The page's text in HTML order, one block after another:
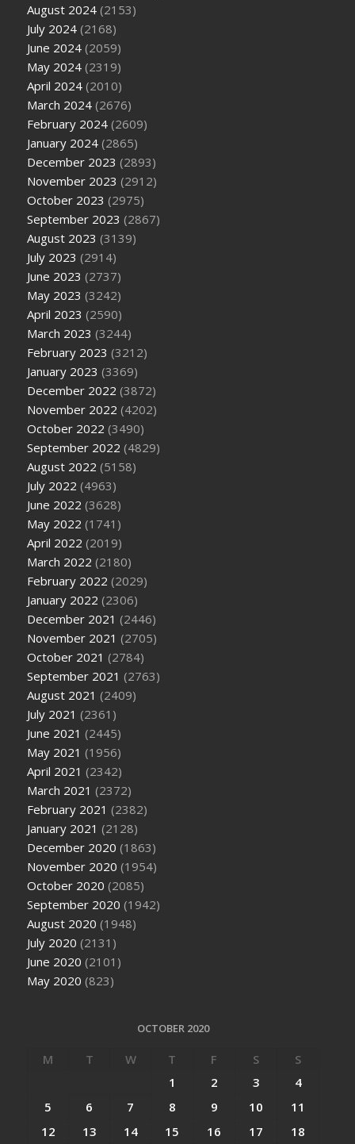
August 2024 (2153)
July 2024 (2168)
June 2024 (2059)
May 2024 (2319)
April 2024 (2010)
March 2024 (2676)
February 2024 (2609)
January 2024 (2865)
December 2023 (2893)
November 2023 (2912)
October 2023 (2975)
September 2023 (2867)
August 2023 (3139)
July 2023 (2914)
June 2023 (2737)
May 2023 (3242)
April 2023 (2590)
March 2023 (3244)
February 2023 (3212)
January 2023 (3369)
December 2022 (3872)
November 2022 (4202)
October 2022 (3490)
September 2022 (4829)
August 2022 (5158)
July 2022 (4963)
June 2022 (3628)
May 2022 (1741)
April 2022 (2019)
March 2022 (2180)
February 2022 (2029)
January 2022 (2306)
December 2021 (2446)
November 2021 (2705)
October 2021 (2784)
September 2021 (2763)
August 2021 (2409)
July 2021 (2361)
June 2021 (2445)
May 2021 (1956)
April 2021 (2342)
March 2021 (2372)
February 2021 (2382)
January 2021 (2128)
December 2020 (1863)
November 2020 (1954)
October 2020 (2085)
September 2020 (1942)
August 2020 (1948)
July 2020 (2131)
June 2020 (2101)
May 2020 (823)
OCTOBER 2020
M T W T F S
S
1
2 3
4
5
6 7 8 9 10
11
12
13 14 15 16 17 18